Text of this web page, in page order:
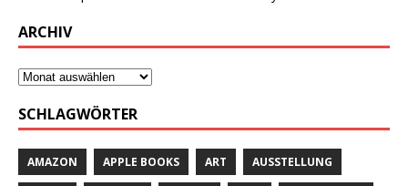
ARCHIV
SCHLAGWÖRTER
AMAZON APPLE BOOKS ART AUSSTELLUNG